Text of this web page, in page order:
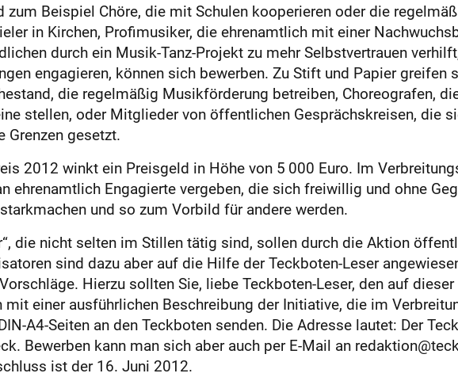
zum Beispiel Chöre, die mit Schulen kooperieren oder die
in Kirchen, Profimusiker, die ehrenamtlich mit einer
durch ein Musik-Tanz-Projekt zu mehr Selbstvertrauen
engagieren, können sich bewerben. Zu Stift und Papier
die regelmäßig Musikförderung betreiben, Choreografen,
stellen, oder Mitglieder von öffentlichen Gesprächskreisen, die
Grenzen gesetzt.
2012 winkt ein Preisgeld in Höhe von 5 000 Euro. Im
ehrenamtlich Engagierte vergeben, die sich freiwillig und ohne
und so zum Vorbild für andere werden.
die nicht selten im Stillen tätig sind, sollen durch die Aktion
sind dazu aber auf die Hilfe der Teckboten-Leser
Hierzu sollten Sie, liebe Teckboten-Leser, den auf
mit einer ausführlichen Beschreibung der Initiative, die im
A4-Seiten an den Teckboten senden. Die Adresse lautet: Der
Bewerben kann man sich aber auch per E-Mail an
ist der 16. Juni 2012.